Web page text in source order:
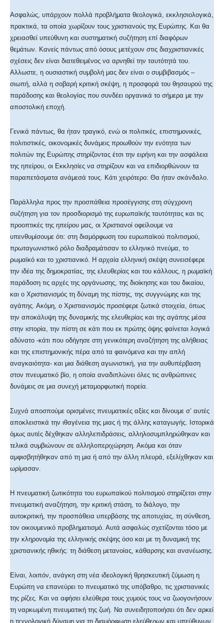
Ασφαλώς, υπάρχουν πολλά προβλήματα θεολογικά, εκκλησιολογικά,
πρακτικά, τα οποία χωρίζουν τους χριστιανούς της Ευρώπης. Και θα
χρειασθεί υπεύθυνη και συστηματική συζήτηση επί διαφόρων
θεμάτων. Κανείς πάντως από όσους μετέχουν στις διαχριστιανικές
σχέσεις δεν είναι διατεθειμένος να αρνηθεί την ταυτότητά του.
Αλλωστε, η ουσιαστική συμβολή μας δεν είναι ο συμβιβασμός –
σιωπή, αλλά η σοβαρή κριτική σκέψη, η προσφορά του θησαυρού της
παράδοσης και θεολογίας που συνδέει οργανικά το σήμερα με την
αποστολική εποχή.
Γενικά πάντως, θα ήταν τραγικό, ενώ οι πολιτικές, επιστημονικές,
πολιτιστικές, οικονομικές δυνάμεις προωθούν την ενότητα των
πολιτών της Ευρώπης στηρίζοντας έτσι την ειρήνη και την ασφάλεια
της ηπείρου, οι Εκκλησίες να στηρίζουν και να επιδιορθώνουν τα
παραπετάσματα ανάμεσά τους. Κάτι χειρότερο: Θα ήταν σκάνδαλο.
Παράλληλα προς την προσπάθεια προσέγγισης στη σύγχρονη
συζήτηση για τον προσδιορισμό της ευρωπαϊκής ταυτότητας και τις
προοπτικές της ηπείρου μας, οι Χριστιανοί οφείλουμε να
υπενθυμίσουμε ότι: στη διαμόρφωση του ευρωπαϊκού πολιτισμού,
πρωταγωνιστικό ρόλο διαδραμάτισαν το ελληνικό πνεύμα, το
ρωμαϊκό και το χριστιανικό. Η αρχαία ελληνική σκέψη συνεισέφερε
την ιδέα της δημοκρατίας, της ελευθερίας και του κάλλους, η ρωμαϊκή
παράδοση τις αρχές της οργάνωσης, της διοίκησης και του δικαίου,
και ο Χριστιανισμός τη δύναμη της πίστης, της συγγνώμης και της
αγάπης. Ακόμη, ο Χριστιανισμός προσέφερε ζωτικά στοιχεία, όπως
την αποκάλυψη της δυναμικής της ελευθερίας και της αγάπης μέσα
στην ιστορία, την πίστη σε κάτι που εκ πρώτης όψης φαίνεται λογικά
αδύνατο -κάτι που οδήγησε στη γενικότερη αναζήτηση της αλήθειας
και της επιστημονικής πέρα από τα φαινόμενα και την απλή
αναγκαιότητα- και μια διάθεση αγωνιστική, για την αυθυπέρβαση
στον πνευματικό βίο, η οποία αναδιπλώνει όλες τις ανθρώπινες
δυνάμεις σε μια συνεχή μεταμορφωτική πορεία.
Συχνά αποσπούμε ορισμένες πνευματικές αξίες και δίνουμε σ’ αυτές
αποκλειστικά την ιθαγένεια της μιας ή της άλλης καταγωγής. Ιστορικά
όμως αυτές δέχθηκαν αλληλεπιδράσεις, αλληλοσυμπληρώθηκαν και
τελικά συμβιώνουν σε αλληλοπεριχώρηση. Ακόμα και όταν
αμφισβητήθηκαν από τη μια ή από την άλλη πλευρά, εξελίχθηκαν και
ωρίμασαν.
Η πνευματική ζωτικότητα του ευρωπαϊκού πολιτισμού στηρίζεται στην
πνευματική αναζήτηση, την κριτική στάση, το διάλογο, την
αυτοκριτική, την προσπάθεια υπερβάσης της αποτυχίας, τη σύνθεση,
τον οικουμενικό προβληματισμό. Αυτά ασφαλώς σχετίζονται τόσο με
την κληρονομία της ελληνικής σκέψης όσο και με τη δυναμική της
χριστιανικής ηθικής: τη διάθεση μετανοίας, κάθαρσης και ανανέωσης.
Είναι, λοιπόν, ανάγκη στη νέα ιδεολογική θρησκευτική ζύμωση η
Ευρώπη να επανεύρει το πνευματικό της υπόβαθρο, τις χριστιανικές
της ρίζες. Και να αφήσει ελεύθερα τους χυμούς τους να ζωογονήσουν
τη ναρκωμένη πνευματική της ζωή. Να συνειδητοποιήσει ότι δεν αρκεί
η τεχνολογική δύναμη για τη διαμόρφωση ελεύθερων και υπεύθυνων